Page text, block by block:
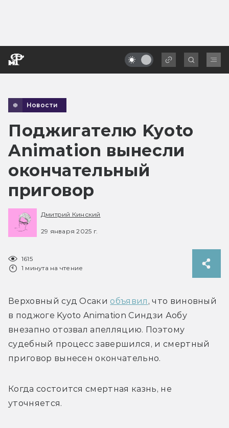
Новости
Поджигателю Kyoto
Animation вынесли
окончательный
приговор
Дмитрий Кинский
29 января 2025 г.
1615
1 минута на чтение
Верховный суд Осаки объявил , что виновный
в поджоге Kyoto Animation Синдзи Аобу
внезапно отозвал апелляцию. Поэтому
судебный процесс завершился, и смертный
приговор вынесен окончательно.
Когда состоится смертная казнь, не
уточняется.